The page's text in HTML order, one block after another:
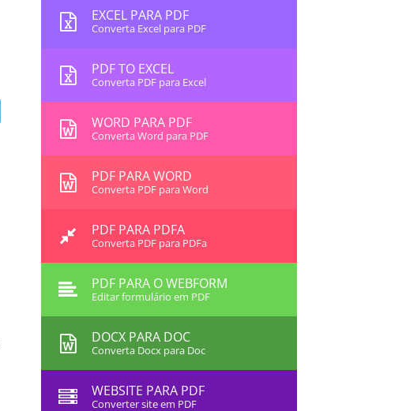
EXCEL PARA PDF
Converta Excel para PDF
PDF TO EXCEL
Converta PDF para Excel
WORD PARA PDF
Converta Word para PDF
PDF PARA WORD
Converta PDF para Word
PDF PARA PDFA
Converta PDF para PDFa
PDF PARA O WEBFORM
Editar formulário em PDF
DOCX PARA DOC
Converta Docx para Doc
WEBSITE PARA PDF
Converter site em PDF